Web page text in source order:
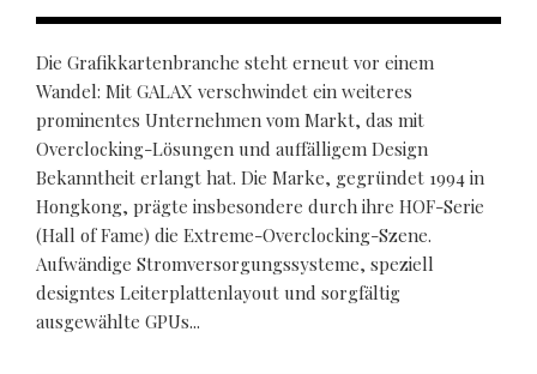
Die Grafikkartenbranche steht erneut vor einem
Wandel: Mit GALAX verschwindet ein weiteres
prominentes Unternehmen vom Markt, das mit
Overclocking-Lösungen und auffälligem Design
Bekanntheit erlangt hat. Die Marke, gegründet 1994 in
Hongkong, prägte insbesondere durch ihre HOF-Serie
(Hall of Fame) die Extreme-Overclocking-Szene.
Aufwändige Stromversorgungssysteme, speziell
designtes Leiterplattenlayout und sorgfältig
ausgewählte GPUs...